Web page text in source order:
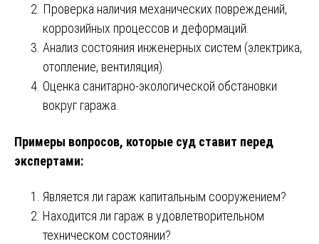
Проверка наличия механических повреждений,
коррозийных процессов и деформаций.
Анализ состояния инженерных систем (электрика,
отопление, вентиляция).
Оценка санитарно-экологической обстановки
вокруг гаража.
Примеры вопросов, которые суд ставит перед
экспертами:
Является ли гараж капитальным сооружением?
Находится ли гараж в удовлетворительном
техническом состоянии?